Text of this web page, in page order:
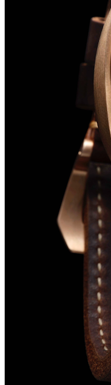
Big Bang Sapphire Sky